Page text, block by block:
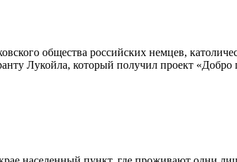
общества российских немцев,
Лукойла, который получил проект